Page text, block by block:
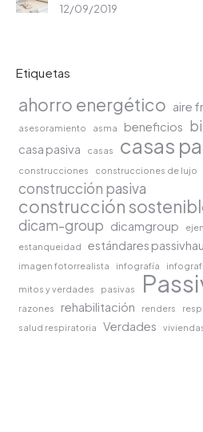
12/09/2019
Etiquetas
ahorro energético aire
asesoramiento asma beneficios
casa pasiva casas casas
construcciones
construcciones de lujo
construcción pasiva
construcción
dicam-group dicamgroup
estanqueidad estándares
imagen fotorrealista infografía
mitos y verdades pasivas
razones
rehabilitación renders
salud respiratoria Verdades